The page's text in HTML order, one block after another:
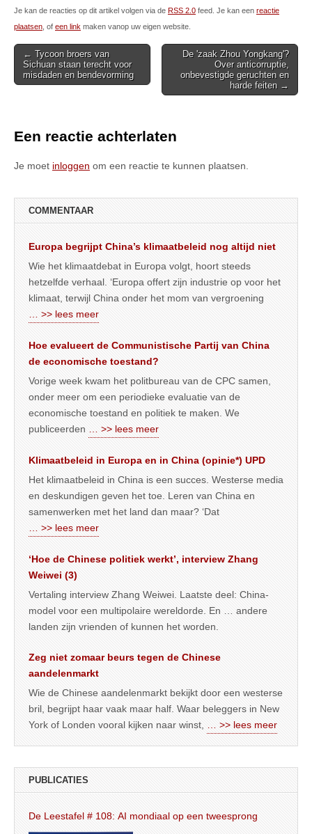
Je kan de reacties op dit artikel volgen via de RSS 2.0 feed. Je kan een reactie
plaatsen , of een link maken vanop uw eigen website.
Post
navigation
← Tycoon broers van
Sichuan staan terecht voor
misdaden en bendevorming
De 'zaak Zhou Yongkang'?
Over anticorruptie,
onbevestigde geruchten en
harde feiten →
Een reactie achterlaten
Je moet inloggen om een reactie te kunnen plaatsen.
COMMENTAAR
Europa begrijpt China’s klimaatbeleid nog altijd niet
Wie het klimaatdebat in Europa volgt, hoort steeds
hetzelfde verhaal. ‘Europa offert zijn industrie op voor het
klimaat, terwijl China onder het mom van vergroening
… >> lees meer
Hoe evalueert de Communistische Partij van China
de economische toestand?
Vorige week kwam het politbureau van de CPC samen,
onder meer om een periodieke evaluatie van de
economische toestand en politiek te maken. We
publiceerden … >> lees meer
Klimaatbeleid in Europa en in China (opinie*) UPD
Het klimaatbeleid in China is een succes. Westerse media
en deskundigen geven het toe. Leren van China en
samenwerken met het land dan maar? ‘Dat
… >> lees meer
‘Hoe de Chinese politiek werkt’, interview Zhang
Weiwei (3)
Vertaling interview Zhang Weiwei. Laatste deel: China-
model voor een multipolaire wereldorde. En … andere
landen zijn vrienden of kunnen het worden.
Zeg niet zomaar beurs tegen de Chinese
aandelenmarkt
Wie de Chinese aandelenmarkt bekijkt door een westerse
bril, begrijpt haar vaak maar half. Waar beleggers in New
York of Londen vooral kijken naar winst, … >> lees meer
PUBLICATIES
De Leestafel # 108: AI mondiaal op een tweesprong